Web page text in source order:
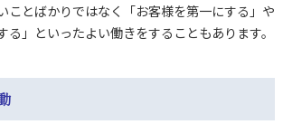
ことばかりではなく「お客様を第一にする」や
る」といったよい働きをすることもあります。